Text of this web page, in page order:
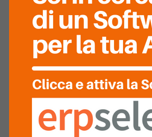
Febbraio (2)
Gennaio
2021
Dicembre (2)
Luglio (2)